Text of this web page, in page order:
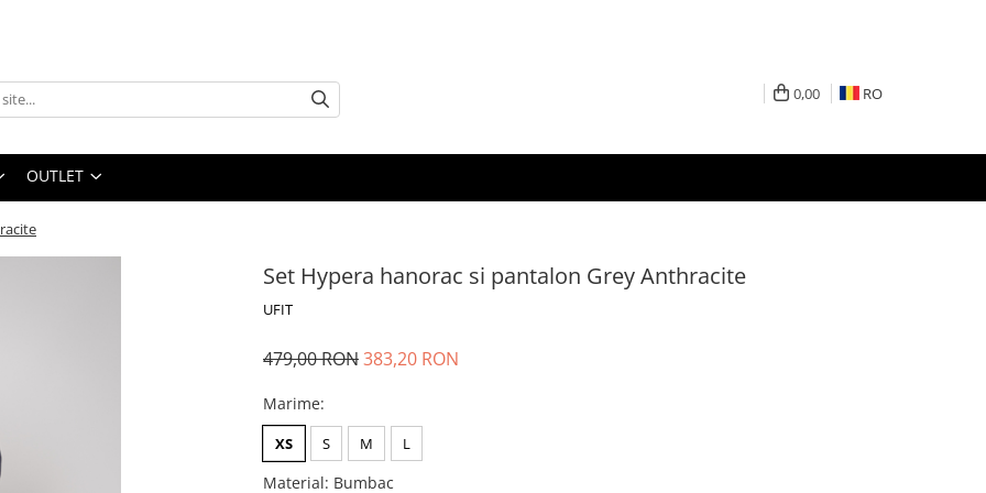
0,00 RO
OUTLET
Set Hypera hanorac si pantalon Grey Anthracite
UFIT
479,00 RON383,20 RON
Marime:
XS S M L
Material: Bumbac